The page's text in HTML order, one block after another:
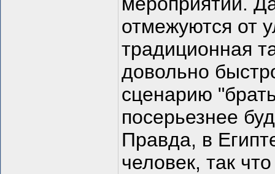
отмежуются от
традиционная
довольно
сценарию
посерьезнее
Правда, в
человек, так